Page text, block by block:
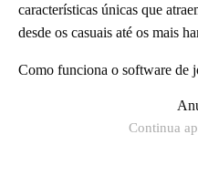
características únicas que
desde os casuais até os mais
Como funciona o software de
Continua